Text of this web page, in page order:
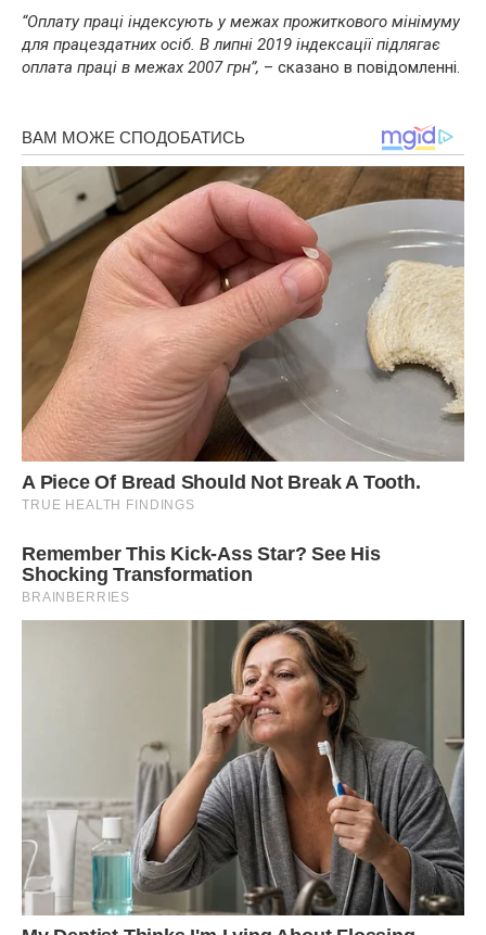
“Оплату праці індексують у межах прожиткового мінімуму
для працездатних осіб. В липні 2019 індексації підлягає
оплата праці в межах 2007 грн”, – сказано в повідомленні.